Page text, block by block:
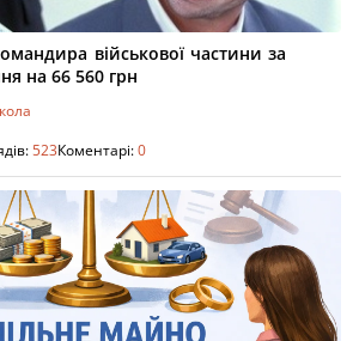
військової частини за
на 66 560 грн
523Коментарі:0